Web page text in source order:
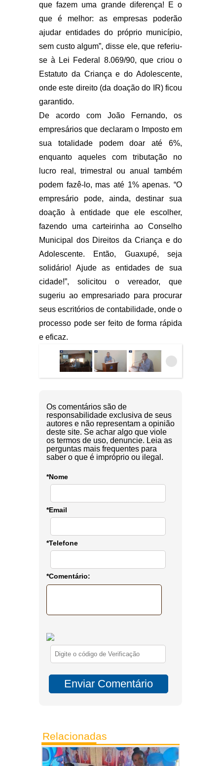
que fazem uma grande diferença! E o
que é melhor: as empresas poderão
ajudar entidades do próprio município,
sem custo algum”, disse ele, que referiu-
se à Lei Federal 8.069/90, que criou o
Estatuto da Criança e do Adolescente,
onde este direito (da doação do IR) ficou
garantido.
De acordo com João Fernando, os
empresários que declaram o Imposto em
sua totalidade podem doar até 6%,
enquanto aqueles com tributação no
lucro real, trimestral ou anual também
podem fazê-lo, mas até 1% apenas. “O
empresário pode, ainda, destinar sua
doação à entidade que ele escolher,
fazendo uma carteirinha ao Conselho
Municipal dos Direitos da Criança e do
Adolescente. Então, Guaxupé, seja
solidário! Ajude as entidades de sua
cidade!”, solicitou o vereador, que
sugeriu ao empresariado para procurar
seus escritórios de contabilidade, onde o
processo pode ser feito de forma rápida
e eficaz.
Os comentários são de
responsabilidade exclusiva de seus
autores e não representam a opinião
deste site. Se achar algo que viole
os termos de uso, denuncie. Leia as
perguntas mais frequentes para
saber o que é impróprio ou ilegal.
*Nome
*Email
*Telefone
*Comentário:
Relacionadas